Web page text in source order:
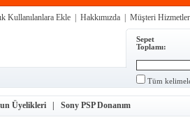
Kullanılanlara Ekle Hakkımızda Müşteri
Sepet
Toplamı:
Tüm
Üyelikleri| Sony PSP Donanım